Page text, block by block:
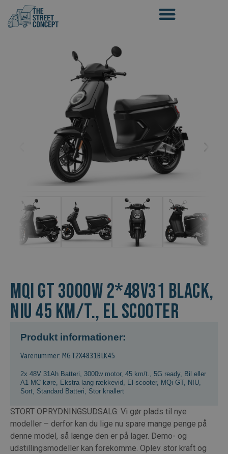
MQi GT 3000w 2*48v31 Black,
NIU 45 km/t., El scooter
Produkt informationer:
Varenummer: MGT2X4831BLK45
2x 48V 31Ah Batteri 3000w motor, 45 km/t. 5G ready, Bil eller
A1-MC køre Ekstra lang rækkevid El-scooter, MQi GT, NIU
Sort Standard Batteri Stor knallert
STORT OPRYDNINGSUDSALG: Vi gør plads til nye
modeller – derfor kan du lige nu spare mange penge på
denne model, så længe den er på lager. Demo- og
udstillingsmodeller kan forekomme. Oplev stor kraft og